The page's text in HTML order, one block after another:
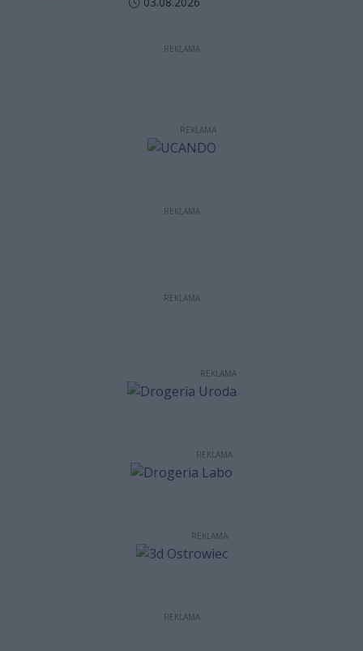
REKLAMA
REKLAMA
REKLAMA
REKLAMA
REKLAMA
REKLAMA
REKLAMA
REKLAMA